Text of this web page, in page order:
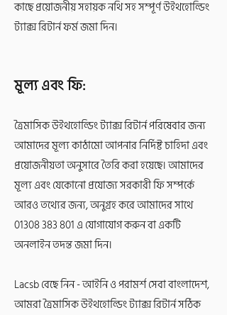
কাছে প্রয়োজনীয় সহায়ক নথি সহ সম্পূর্ণ উইথহোল্ডিং
ট্যাক্স রিটার্ন ফর্ম জমা দিন।
মূল্য এবং ফি:
ত্রৈমাসিক উইথহোল্ডিং ট্যাক্স রিটার্ন পরিষেবার জন্য
আমাদের মূল্য কাঠামো আপনার নির্দিষ্ট চাহিদা এবং
প্রয়োজনীয়তা অনুসারে তৈরি করা হয়েছে। আমাদের
মূল্য এবং যেকোনো প্রযোজ্য সরকারী ফি সম্পর্কে
আরও তথ্যের জন্য, অনুগ্রহ করে আমাদের সাথে
01308 383 801এ যোগাযোগ করুন বা একটি
অনলাইন তদন্ত জমা দিন।
Lacsb বেছে নিন - আইনি ও পরামর্শ সেবা বাংলাদেশ,
আমরা ত্রৈমাসিক উইথহোল্ডিং ট্যাক্স রিটার্ন সঠিক